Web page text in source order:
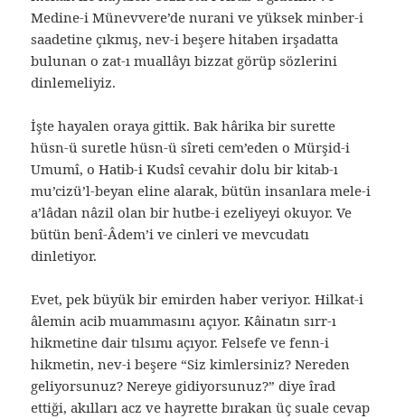
Medine-i Münevvere’de nurani ve yüksek minber-i
saadetine çıkmış, nev-i beşere hitaben irşadatta
bulunan o zat-ı muallâyı bizzat görüp sözlerini
dinlemeliyiz.
İşte hayalen oraya gittik. Bak hârika bir surette
hüsn-ü suretle hüsn-ü sîreti cem’eden o Mürşid-i
Umumî, o Hatib-i Kudsî cevahir dolu bir kitab-ı
mu’cizü’l-beyan eline alarak, bütün insanlara mele-i
a’lâdan nâzil olan bir hutbe-i ezeliyeyi okuyor. Ve
bütün benî-Âdem’i ve cinleri ve mevcudatı
dinletiyor.
Evet, pek büyük bir emirden haber veriyor. Hilkat-i
âlemin acib muammasını açıyor. Kâinatın sırr-ı
hikmetine dair tılsımı açıyor. Felsefe ve fenn-i
hikmetin, nev-i beşere “Siz kimlersiniz? Nereden
geliyorsunuz? Nereye gidiyorsunuz?” diye îrad
ettiği, akılları acz ve hayrette bırakan üç suale cevap